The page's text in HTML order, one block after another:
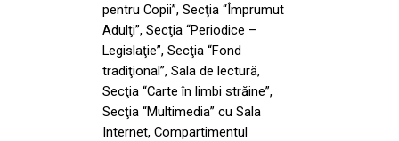
pentru Copii”, Secţia “Împrumut
Adulţi”, Secţia “Periodice –
Legislaţie”, Secţia “Fond
tradiţional”, Sala de lectură,
Secţia “Carte în limbi străine”,
Secţia “Multimedia” cu Sala
Internet, Compartimentul